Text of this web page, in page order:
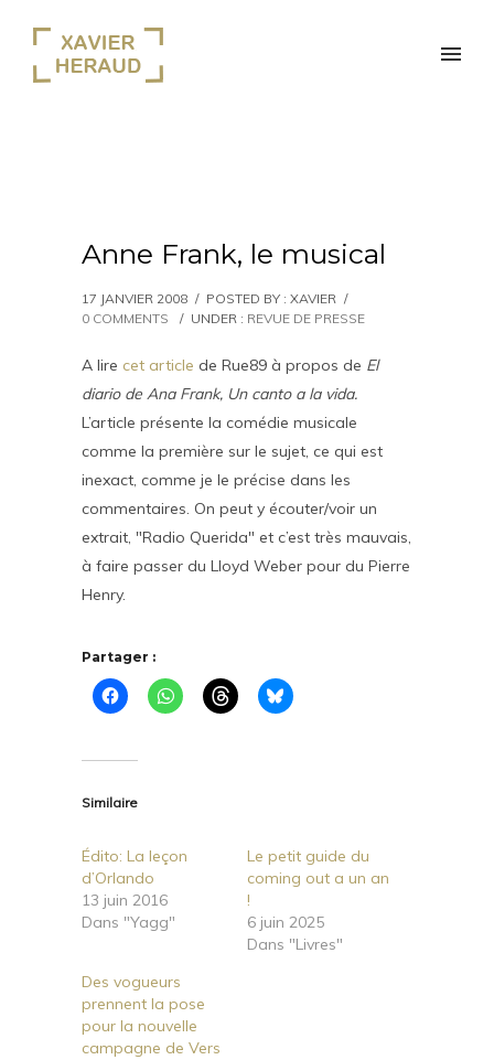
Anne Frank, le musical
17 JANVIER 2008 / POSTED BY : XAVIER /
0 COMMENTS
/ UNDER : REVUE DE PRESSE
A lire cet article de Rue89 à propos de El
diario de Ana Frank, Un canto a la vida.
L’article présente la comédie musicale
comme la première sur le sujet, ce qui est
inexact, comme je le précise dans les
commentaires. On peut y écouter/voir un
extrait, "Radio Querida" et c’est très mauvais,
à faire passer du Lloyd Weber pour du Pierre
Henry.
Partager :
Similaire
Édito: La leçon
d’Orlando
13 juin 2016
Dans "Yagg"
Le petit guide du
coming out a un an
!
6 juin 2025
Dans "Livres"
Des vogueurs
prennent la pose
pour la nouvelle
campagne de Vers